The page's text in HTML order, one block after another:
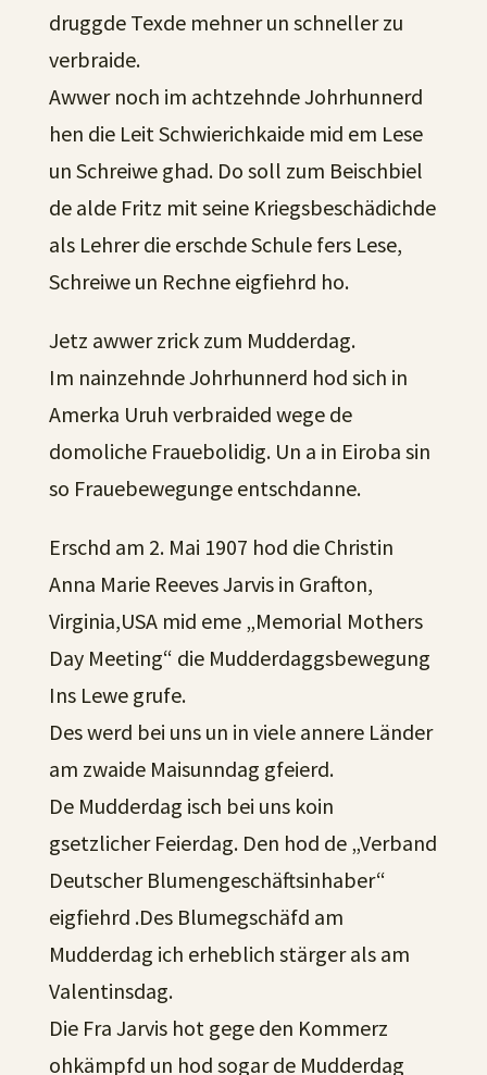
druggde Texde mehner un schneller zu
verbraide.
Awwer noch im achtzehnde Johrhunnerd
hen die Leit Schwierichkaide mid em Lese
un Schreiwe ghad. Do soll zum Beischbiel
de alde Fritz mit seine Kriegsbeschädichde
als Lehrer die erschde Schule fers Lese,
Schreiwe un Rechne eigfiehrd ho.
Jetz awwer zrick zum Mudderdag.
Im nainzehnde Johrhunnerd hod sich in
Amerka Uruh verbraided wege de
domoliche Frauebolidig. Un a in Eiroba sin
so Frauebewegunge entschdanne.
Erschd am 2. Mai 1907 hod die Christin
Anna Marie Reeves Jarvis in Grafton,
Virginia,USA mid eme „Memorial Mothers
Day Meeting“ die Mudderdaggsbewegung
Ins Lewe grufe.
Des werd bei uns un in viele annere Länder
am zwaide Maisunndag gfeierd.
De Mudderdag isch bei uns koin
gsetzlicher Feierdag. Den hod de „Verband
Deutscher Blumengeschäftsinhaber“
eigfiehrd .Des Blumegschäfd am
Mudderdag ich erheblich stärger als am
Valentinsdag.
Die Fra Jarvis hot gege den Kommerz
ohkämpfd un hod sogar de Mudderdag